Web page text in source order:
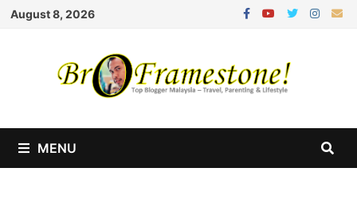
Skip
August 8, 2026
MENU